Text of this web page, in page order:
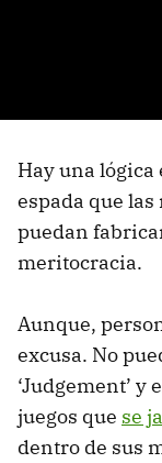
Hay una lógica
espada que
puedan
meritocracia.
Aunque,
excusa. No
‘Judgement’ y
juegos que se
dentro de sus